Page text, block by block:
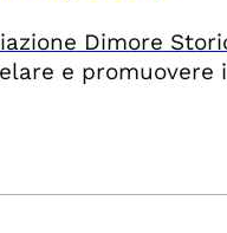
Dimore
e